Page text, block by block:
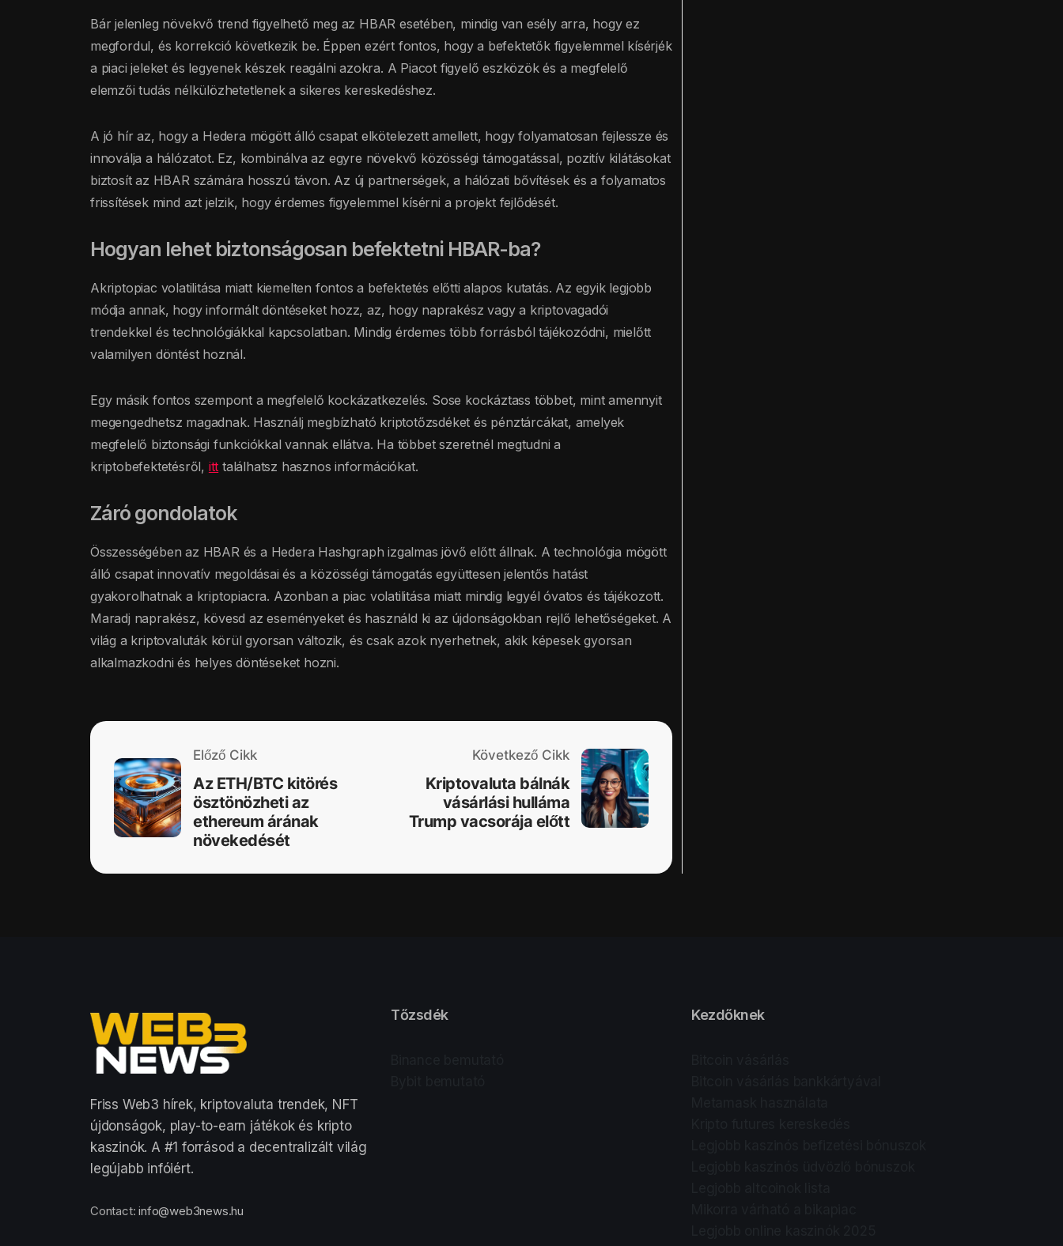
Bár jelenleg növekvő trend figyelhető meg az HBAR esetében, mindig van esély arra, hogy ez
megfordul, és korrekció következik be. Éppen ezért fontos, hogy a befektetők figyelemmel kísérjék
a piaci jeleket és legyenek készek reagálni azokra. A Piacot figyelő eszközök és a megfelelő
elemzői tudás nélkülözhetetlenek a sikeres kereskedéshez.
A jó hír az, hogy a Hedera mögött álló csapat elkötelezett amellett, hogy folyamatosan fejlessze és
innoválja a hálózatot. Ez, kombinálva az egyre növekvő közösségi támogatással, pozitív kilátásokat
biztosít az HBAR számára hosszú távon. Az új partnerségek, a hálózati bővítések és a folyamatos
frissítések mind azt jelzik, hogy érdemes figyelemmel kísérni a projekt fejlődését.
Hogyan lehet biztonságosan befektetni HBAR-ba?
Akriptopiac volatilitása miatt kiemelten fontos a befektetés előtti alapos kutatás. Az egyik legjobb
módja annak, hogy informált döntéseket hozz, az, hogy naprakész vagy a kriptovagadói
trendekkel és technológiákkal kapcsolatban. Mindig érdemes több forrásból tájékozódni, mielőtt
valamilyen döntést hoznál.
Egy másik fontos szempont a megfelelő kockázatkezelés. Sose kockáztass többet, mint amennyit
megengedhetsz magadnak. Használj megbízható kriptotőzsdéket és pénztárcákat, amelyek
megfelelő biztonsági funkciókkal vannak ellátva. Ha többet szeretnél megtudni a
kriptobefektetésről, itt találhatsz hasznos információkat.
Záró gondolatok
Összességében az HBAR és a Hedera Hashgraph izgalmas jövő előtt állnak. A technológia mögött
álló csapat innovatív megoldásai és a közösségi támogatás együttesen jelentős hatást
gyakorolhatnak a kriptopiacra. Azonban a piac volatilitása miatt mindig legyél óvatos és tájékozott.
Maradj naprakész, kövesd az eseményeket és használd ki az újdonságokban rejlő lehetőségeket. A
világ a kriptovaluták körül gyorsan változik, és csak azok nyerhetnek, akik képesek gyorsan
alkalmazkodni és helyes döntéseket hozni.
Előző Cikk
Az ETH/BTC kitörés
ösztönözheti az
ethereum árának
növekedését
Következő Cikk
Kriptovaluta bálnák
vásárlási hulláma
Trump vacsorája előtt
Friss Web3 hírek, kriptovaluta trendek, NFT
újdonságok, play-to-earn játékok és kripto
kaszinók. A #1 forrásod a decentralizált világ
legújabb infóiért.
Contact:info@web3news.hu
Tőzsdék Kezdőknek